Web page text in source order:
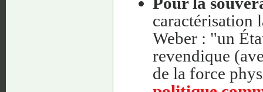
caractérisation
Weber : "un
revendique
de la force